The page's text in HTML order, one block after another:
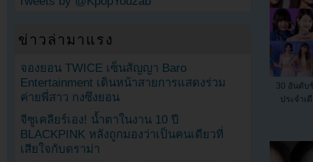
30 อันดับ
ประจำเ
ข่าวล่ามาแรง
จองยอน TWICE เซ็นสัญญา Baro
Entertainment เดินหน้าสายการแสดงร่วม
ค่ายพี่สาว กงซึงยอน
จีซูเคลียร์เอง! น้ำตาในงาน 10 ปี
BLACKPINK หลังถูกมองว่าเป็นคนเดียวที่
เสียใจกับดราม่า